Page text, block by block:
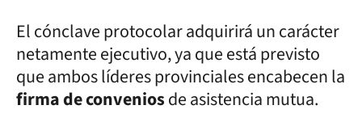
El cónclave protocolar adquirirá un carácter
netamente ejecutivo, ya que está previsto
que ambos líderes provinciales encabecen la
firma de conveniosde asistencia mutua.